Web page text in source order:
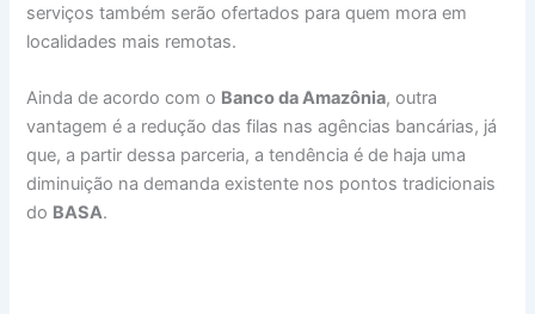
serviços também serão ofertados para quem mora em
localidades mais remotas.
Ainda de acordo com o Banco da Amazônia, outra
vantagem é a redução das filas nas agências bancárias, já
que, a partir dessa parceria, a tendência é de haja uma
diminuição na demanda existente nos pontos tradicionais
do BASA.